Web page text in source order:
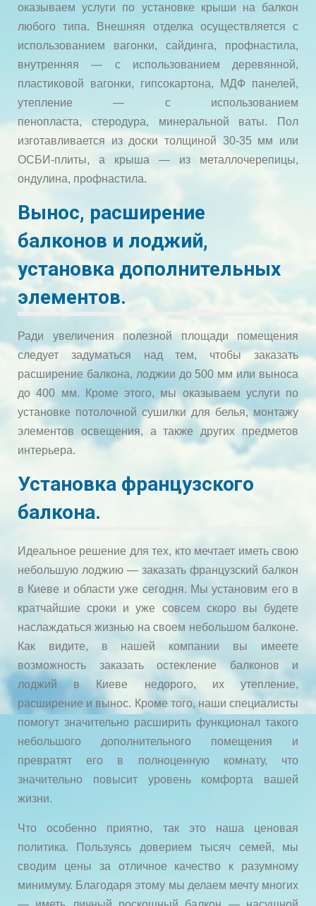
оказываем услуги по установке крыши на балкон
любого типа. Внешняя отделка осуществляется с
использованием вагонки, сайдинга, профнастила,
внутренняя — с использованием деревянной,
пластиковой вагонки, гипсокартона, МДФ панелей,
утепление — с использованием
пенопласта, стеродура, минеральной ваты. Пол
изготавливается из доски толщиной 30-35 мм или
ОСБИ-плиты, а крыша — из металлочерепицы,
ондулина, профнастила.
Вынос, расширение
балконов и лоджий,
установка дополнительных
элементов.
Ради увеличения полезной площади помещения
следует задуматься над тем, чтобы заказать
расширение балкона, лоджии до 500 мм или выноса
до 400 мм. Кроме этого, мы оказываем услуги по
установке потолочной сушилки для белья, монтажу
элементов освещения, а также других предметов
интерьера.
Установка французского
балкона.
Идеальное решение для тех, кто мечтает иметь свою
небольшую лоджию — заказать французский балкон
в Киеве и области уже сегодня. Мы установим его в
кратчайшие сроки и уже совсем скоро вы будете
наслаждаться жизнью на своем небольшом балконе.
Как видите, в нашей компании вы имеете
возможность заказать остекление балконов и
лоджий в Киеве недорого, их утепление,
расширение и вынос. Кроме того, наши специалисты
помогут значительно расширить функционал такого
небольшого дополнительного помещения и
превратят его в полноценную комнату, что
значительно повысит уровень комфорта вашей
жизни.
Что особенно приятно, так это наша ценовая
политика. Пользуясь доверием тысяч семей, мы
сводим цены за отличное качество к разумному
минимуму. Благодаря этому мы делаем мечту многих